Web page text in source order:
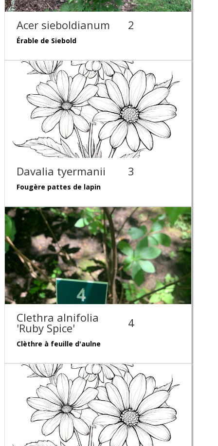
Acer sieboldianum 2
Érable de Siebold
Davalia tyermanii 3
Fougère pattes de lapin
Clethra alnifolia
'Ruby Spice' 4
Clèthre à feuille d'aulne